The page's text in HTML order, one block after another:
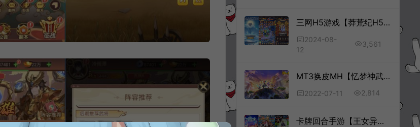
三网H5游戏【莽荒纪H5平台币内购版】8月最新整理Linux手工服务端+管理后台+GM平台币后台+详细搭建教程+视频教程
2024-08-
12
3,561
MT3换皮MH【忆梦神武MH】7月最新整理Linux手工服务端+管理后台+用户后台+GM后台+福利后台+安卓+详细搭建教程
2022-07-11 2,814
卡牌回合手游【王女异闻录】2月最新整理Win一键服务端+多区跨服+管理后台+CDK授权后台+安卓苹果双端+详细搭建教程+视频教程